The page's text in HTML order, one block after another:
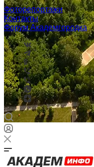
Фоторепортажи
Контакты
Форум Академгородка